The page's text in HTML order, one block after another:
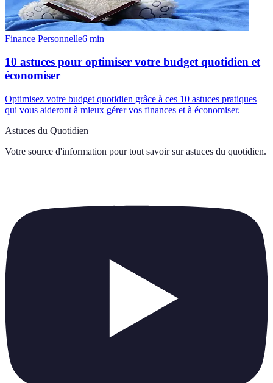
Finance Personnelle6 min
10 astuces pour optimiser votre budget quotidien et
économiser
Optimisez votre budget quotidien grâce à ces 10 astuces pratiques
qui vous aideront à mieux gérer vos finances et à économiser.
Astuces du Quotidien
Votre source d'information pour tout savoir sur astuces du quotidien.